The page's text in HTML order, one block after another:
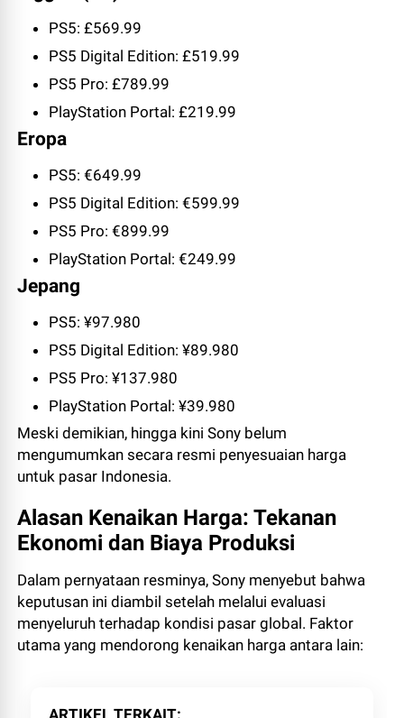
PS5: £569.99
PS5 Digital Edition: £519.99
PS5 Pro: £789.99
PlayStation Portal: £219.99
Eropa
PS5: €649.99
PS5 Digital Edition: €599.99
PS5 Pro: €899.99
PlayStation Portal: €249.99
Jepang
PS5: ¥97.980
PS5 Digital Edition: ¥89.980
PS5 Pro: ¥137.980
PlayStation Portal: ¥39.980
Meski demikian, hingga kini Sony belum
mengumumkan secara resmi penyesuaian harga
untuk pasar Indonesia.
Alasan Kenaikan Harga: Tekanan
Ekonomi dan Biaya Produksi
Dalam pernyataan resminya, Sony menyebut bahwa
keputusan ini diambil setelah melalui evaluasi
menyeluruh terhadap kondisi pasar global. Faktor
utama yang mendorong kenaikan harga antara lain:
ARTIKEL TERKAIT